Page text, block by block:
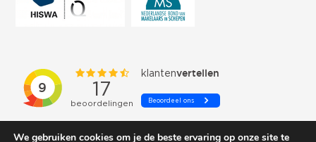
We gebruiken cookies om je de beste ervaring op onze site te